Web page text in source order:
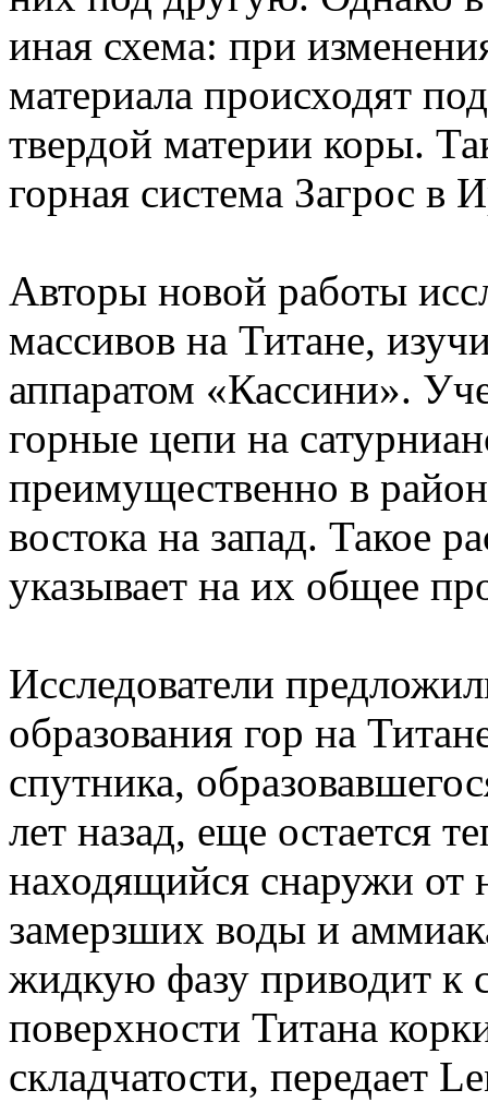
иная схема: при
материала происходят
твердой материи коры.
горная система Загрос в
Авторы новой работы
массивов на Титане,
аппаратом «Кассини».
горные цепи на
преимущественно в
востока на запад. Такое
указывает на их общее
Исследователи
образования гор на
спутника,
лет назад, еще остается
находящийся снаружи от
замерзших воды и
жидкую фазу приводит к
поверхности Титана
складчатости, передает